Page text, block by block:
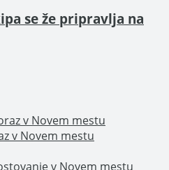
se že pripravlja na
v Novem mestu